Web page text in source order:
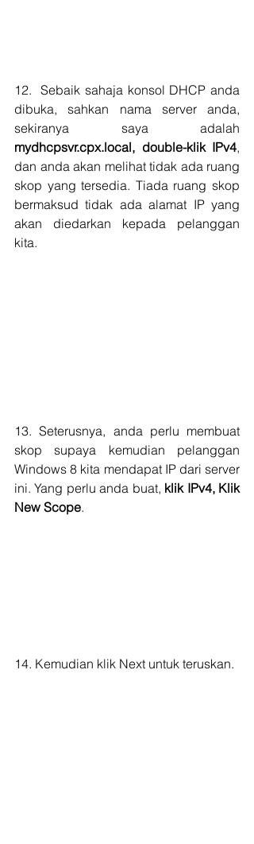
12.  Sebaik sahaja konsol DHCP anda
dibuka, sahkan nama server anda,
mydhcpsvr.cpx.local, double-klik IPv4,
dan anda akan melihat tidak ada ruang
skop yang tersedia. Tiada ruang skop
bermaksud tidak ada alamat IP yang
akan diedarkan kepada pelanggan
kita.
13. Seterusnya, anda perlu membuat
skop supaya kemudian pelanggan
Windows 8 kita mendapat IP dari server
ini. Yang perlu anda buat, klik IPv4, Klik
New Scope.
14. Kemudian klik Next untuk teruskan.